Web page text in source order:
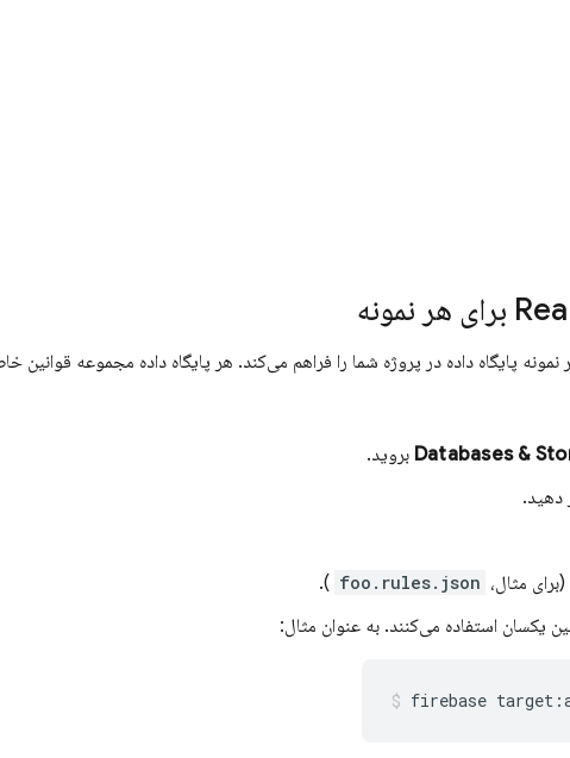
برای هر نمونه
پایگاه داده در پروژه شما را فراهم می‌کند. هر پایگاه داده مجموعه قوانین
Databases & بروید.
دهید.
مثال، foo.rules.json
).
یکسان استفاده می‌کنند. به عنوان مثال:
firebase